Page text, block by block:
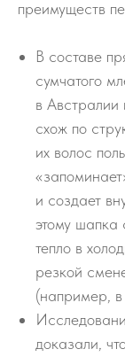
преимуществ
В составе
сумчатого
в
схож по
их волос
и создает
этому шапка
тепло в
резкой
(например, в
доказали,